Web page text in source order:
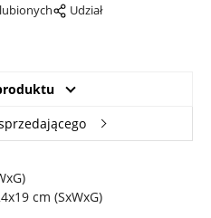
Udział
cm (SxWxG)